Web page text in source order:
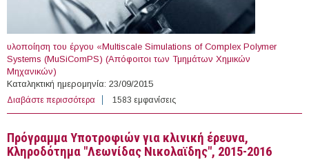
υλοποίηση του έργου «Multiscale Simulations of Complex Polymer
Systems (MuSiComPS) (Απόφοιτοι των Τμημάτων Χημικών
Μηχανικών)
Καταληκτική ημερομηνία: 23/09/2015
Διαβάστε περισσότερα για 9 θέσεις με Σύμβαση Ανάθεσης Έργου στο
Πανεπιστήμιο Πατρών
1583 εμφανίσεις
Πρόγραμμα Υποτροφιών για κλινική έρευνα,
Κληροδότημα "Λεωνίδας Νικολαϊδης", 2015-2016